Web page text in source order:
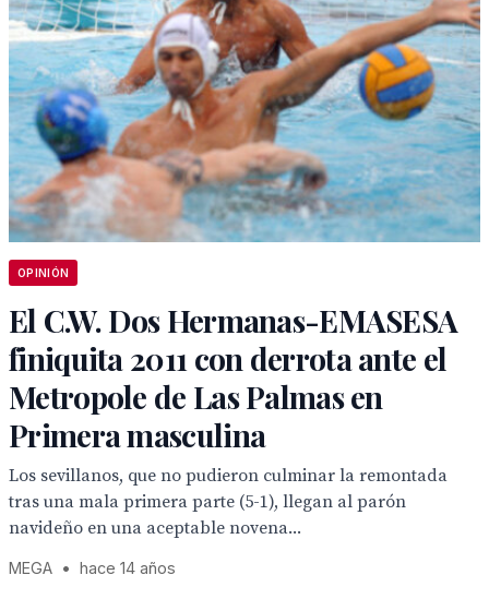
OPINIÓN
El C.W. Dos Hermanas-EMASESA
finiquita 2011 con derrota ante el
Metropole de Las Palmas en
Primera masculina
Los sevillanos, que no pudieron culminar la remontada
tras una mala primera parte (5-1), llegan al parón
navideño en una aceptable novena...
MEGA • hace 14 años